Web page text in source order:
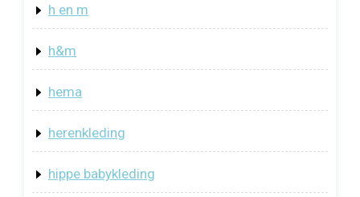
h en m
h&m
hema
herenkleding
hippe babykleding